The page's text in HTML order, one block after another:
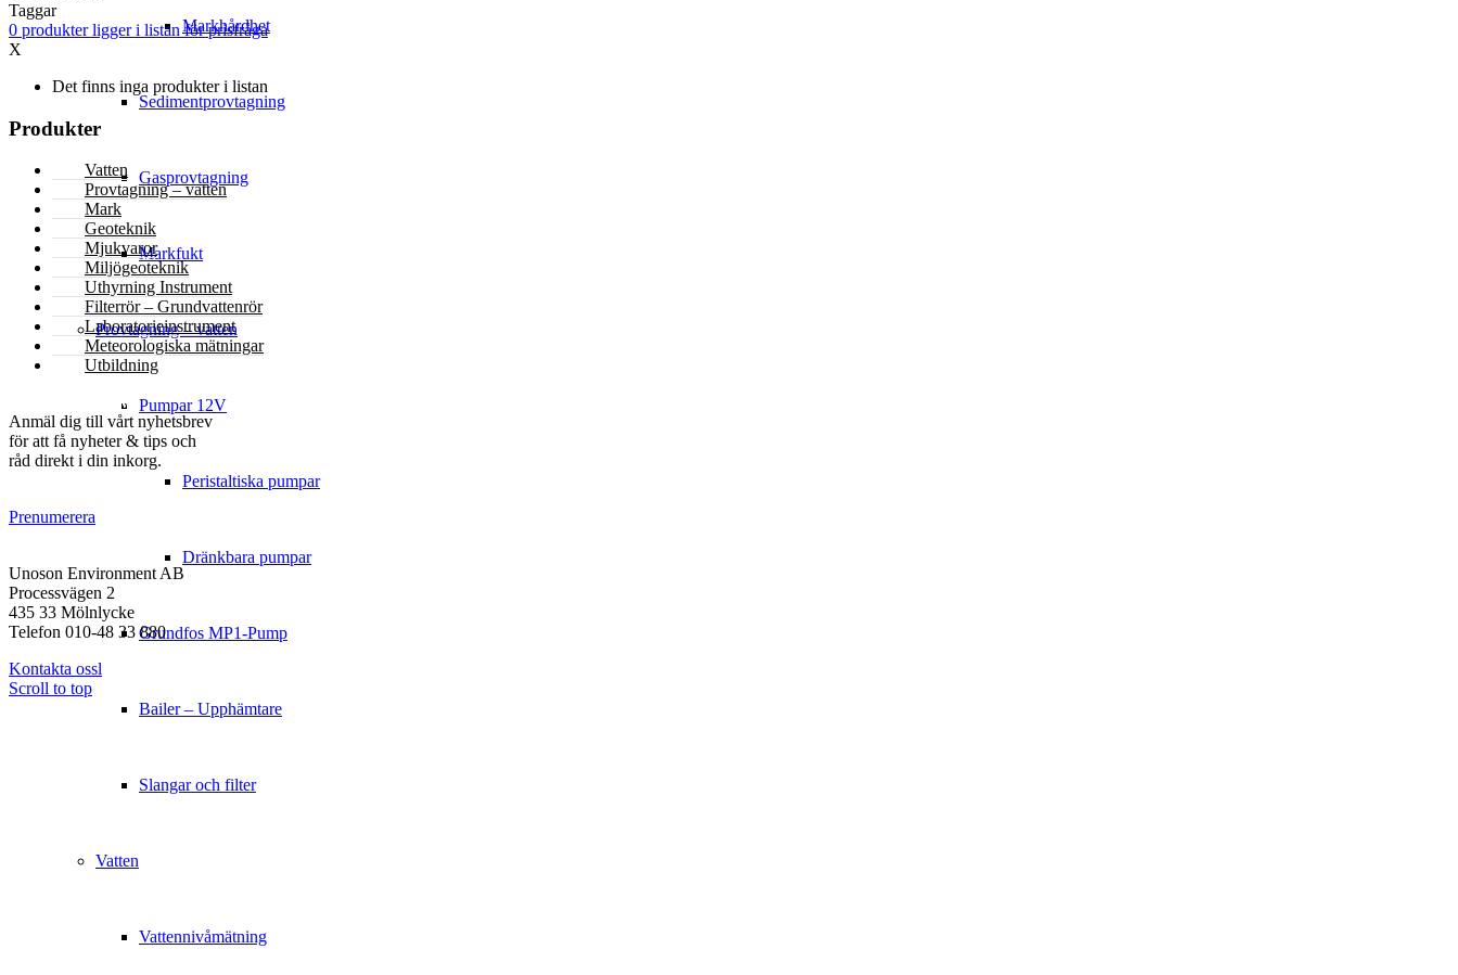
Markhårdhet
Sedimentprovtagning
Gasprovtagning
Markfukt
Provtagning – vatten
Pumpar 12V
Peristaltiska pumpar
Dränkbara pumpar
Grundfos MP1-Pump
Bailer – Upphämtare
Slangar och filter
Vatten
Vattennivåmätning
Taggar
0 produkterligger i listan för prisfråga
X
Det finns inga produkter i listan
Produkter
Vatten
Provtagning – vatten
Mark
Geoteknik
Mjukvaror
Miljögeoteknik
Uthyrning Instrument
Filterrör – Grundvattenrör
Laboratorieinstrument
Meteorologiska mätningar
Utbildning
NYHETSBREV
Anmäl dig till vårt nyhetsbrev
för att få nyheter & tips och
råd direkt i din inkorg.
Prenumerera
Unoson Environment AB
Processvägen 2
435 33 Mölnlycke
Telefon 010-48 33 880
Kontakta ossl
Scroll to top